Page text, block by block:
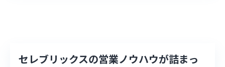
セレブリックスの営業ノウハウが詰まっ